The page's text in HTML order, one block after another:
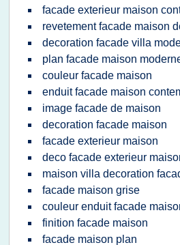
facade exterieur maison
revetement facade maison
decoration facade villa
plan facade maison
couleur facade maison
enduit facade maison
image facade de maison
decoration facade maison
facade exterieur maison
deco facade exterieur
maison villa decoration
facade maison grise
couleur enduit facade
finition facade maison
facade maison plan